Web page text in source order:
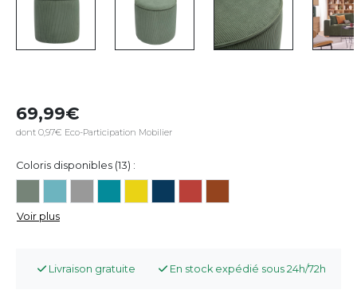
69,99
dont 0,97€ Eco-Participation Mobilier
Coloris disponibles (13) :
Voir plus
Livraison gratuite En stock expédié sous 24h/72h